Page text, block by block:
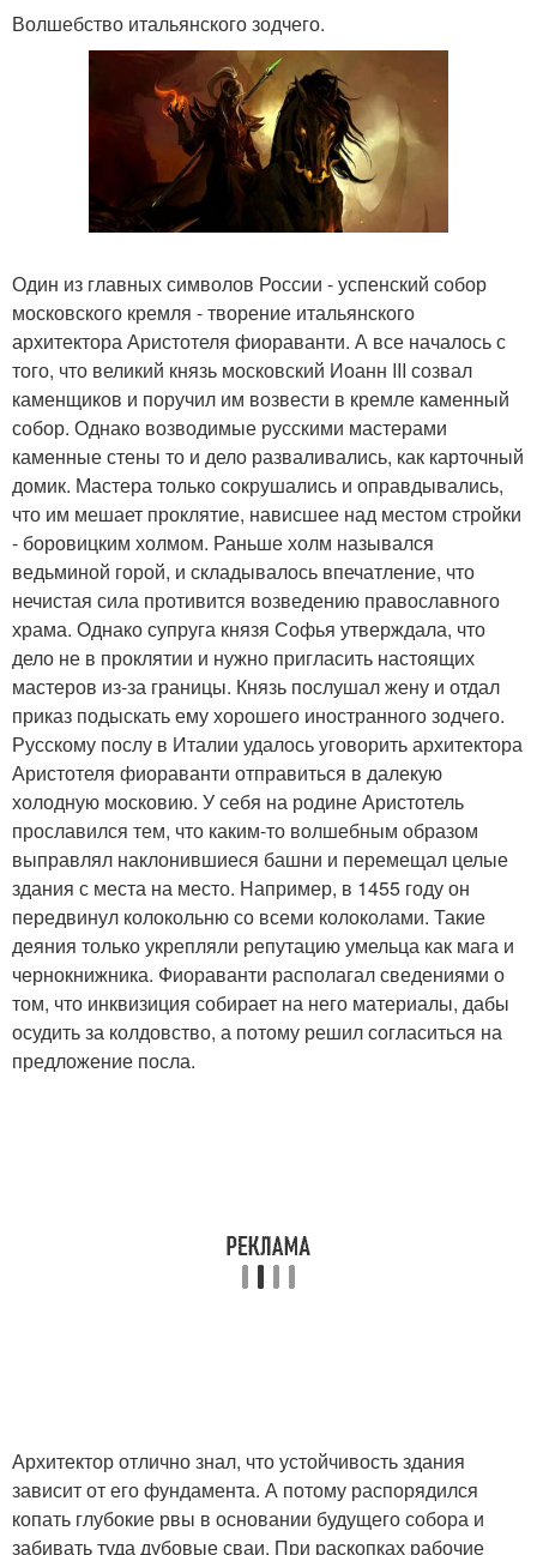
Волшебство итальянского зодчего.
Один из главных символов России - успенский собор
московского кремля - творение итальянского
архитектора Аристотеля фиораванти. А все началось с
того, что великий князь московский Иоанн III созвал
каменщиков и поручил им возвести в кремле каменный
собор. Однако возводимые русскими мастерами
каменные стены то и дело разваливались, как карточный
домик. Мастера только сокрушались и оправдывались,
что им мешает проклятие, нависшее над местом стройки
- боровицким холмом. Раньше холм назывался
ведьминой горой, и складывалось впечатление, что
нечистая сила противится возведению православного
храма. Однако супруга князя Софья утверждала, что
дело не в проклятии и нужно пригласить настоящих
мастеров из-за границы. Князь послушал жену и отдал
приказ подыскать ему хорошего иностранного зодчего.
Русскому послу в Италии удалось уговорить архитектора
Аристотеля фиораванти отправиться в далекую
холодную московию. У себя на родине Аристотель
прославился тем, что каким-то волшебным образом
выправлял наклонившиеся башни и перемещал целые
здания с места на место. Например, в 1455 году он
передвинул колокольню со всеми колоколами. Такие
деяния только укрепляли репутацию умельца как мага и
чернокнижника. Фиораванти располагал сведениями о
том, что инквизиция собирает на него материалы, дабы
осудить за колдовство, а потому решил согласиться на
предложение посла.
Архитектор отлично знал, что устойчивость здания
зависит от его фундамента. А потому распорядился
копать глубокие рвы в основании будущего собора и
забивать туда дубовые сваи. При раскопках рабочие